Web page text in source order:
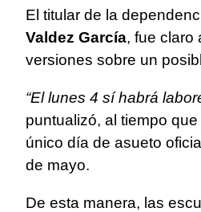
El titular de la
Valdez García, fue claro
versiones sobre un
“El lunes 4 sí habrá
puntualizó, al tiempo
único día de asueto
de mayo.
De esta manera, las